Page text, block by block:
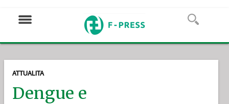
ATTUALITA
Dengue e